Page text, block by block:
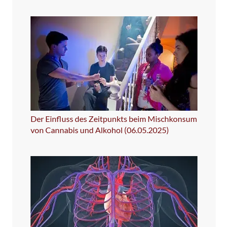
Der Einfluss des Zeitpunkts beim Mischkonsum
von Cannabis und Alkohol (06.05.2025)